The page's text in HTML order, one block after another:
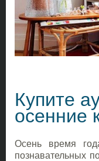
Купите
осенние
Осень время
познавательных